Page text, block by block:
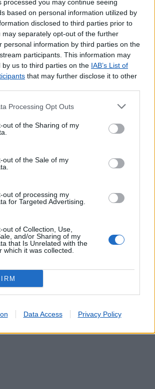
processed you may continue seeing
based on personal information utilized by
disclosed to third parties prior to
may separately opt-out of the further
personal information by third parties on the
participants. This information may
by us to third parties on the IAB’s List of
that may further disclose it to other
Processing Opt Outs
out of the Sharing of my
out of the Sale of my
out of processing my
for Targeted Advertising.
out of Collection, Use,
and/or Sharing of my
that Is Unrelated with the
which it was collected.
Data Access Privacy Policy
Espetáculos
de Telemóveis
Telemóvel
Via Verde
Venda de Selos
por multibanco
UZO
Fotocópias
UZO e Telefones Fixos
Documentos